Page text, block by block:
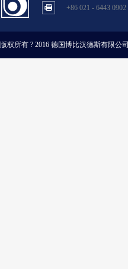
+86 021 - 6443 0902
版权所有 ? 2016 德国博比汉德斯有限公司